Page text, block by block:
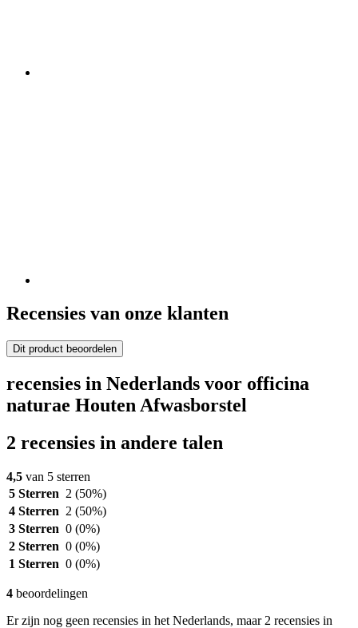
Recensies van onze klanten
Dit product beoordelen
recensies in Nederlands voor officina
naturae Houten Afwasborstel
2 recensies in andere talen
4,5 van 5 sterren
5 Sterren 2 (50%)
4 Sterren 2 (50%)
3 Sterren 0 (0%)
2 Sterren 0 (0%)
1 Sterren 0 (0%)
4 beoordelingen
Er zijn nog geen recensies in het Nederlands, maar 2 recensies in